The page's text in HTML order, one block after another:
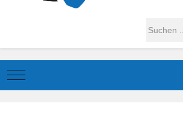
Mobile Menu Toggle